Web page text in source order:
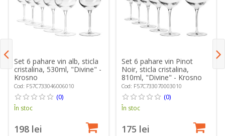
Set 6 pahare vin alb, sticla
cristalina, 530ml, "Divine" -
Krosno
Cod: F57C733046006010
(0)
În stoc
198 lei
Set 6 pahare vin Pinot
Noir, sticla cristalina,
810ml, "Divine" - Krosno
Cod: F57C733070003010
(0)
În stoc
175 lei